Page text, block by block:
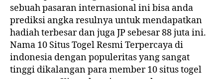
sebuah pasaran internasional ini bisa anda
prediksi angka resulnya untuk mendapatkan
hadiah terbesar dan juga JP sebesar 88 juta ini.
Nama 10 Situs Togel Resmi Terpercaya di
indonesia dengan populeritas yang sangat
tinggi dikalangan para member 10 situs togel